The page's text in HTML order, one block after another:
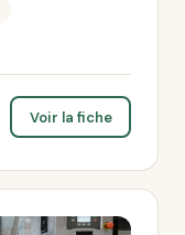
Voir la fiche